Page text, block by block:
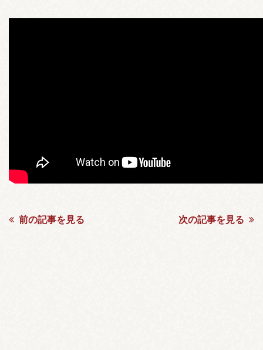
前の記事を見る 次の記事を見る